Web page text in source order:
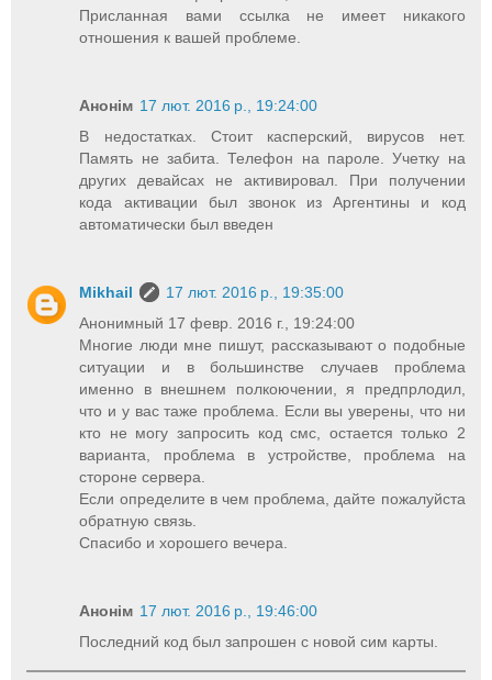
Присланная вами ссылка не имеет никакого
отношения к вашей проблеме.
Анонім 17 лют. 2016 р., 19:24:00
В недостатках. Стоит касперский, вирусов нет.
Память не забита. Телефон на пароле. Учетку на
других девайсах не активировал. При получении
кода активации был звонок из Аргентины и код
автоматически был введен
Mikhail
17 лют. 2016 р., 19:35:00
Анонимный 17 февр. 2016 г., 19:24:00
Многие люди мне пишут, рассказывают о подобные
ситуации и в большинстве случаев проблема
именно в внешнем полкоючении, я предпрлодил,
что и у вас таже проблема. Если вы уверены, что ни
кто не могу запросить код смс, остается только 2
варианта, проблема в устройстве, проблема на
стороне сервера.
Если определите в чем проблема, дайте пожалуйста
обратную связь.
Спасибо и хорошего вечера.
Анонім 17 лют. 2016 р., 19:46:00
Последний код был запрошен с новой сим карты.